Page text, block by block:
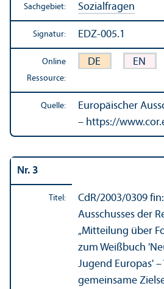
Sachgebiet: Sozialfragen
Signatur: EDZ-005.1
Online
Ressource:
DE EN
Quelle:
Europäischer
– https://
Nr. 3
Titel: CdR/2003/0309
Ausschusses der
„Mitteilung über
zum Weißbuch
Jugend Europas'
gemeinsame